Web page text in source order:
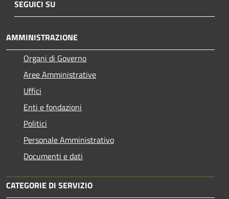
SEGUICI SU
AMMINISTRAZIONE
Organi di Governo
Aree Amministrative
Uffici
Enti e fondazioni
Politici
Personale Amministrativo
Documenti e dati
CATEGORIE DI SERVIZIO